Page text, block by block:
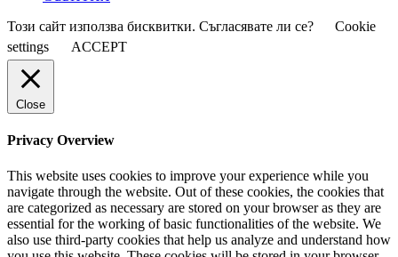
Този сайт използва бисквитки. Съгласявате ли се?
Cookie
settings
ACCEPT
Close
Privacy Overview
This website uses cookies to improve your experience while you
navigate through the website. Out of these cookies, the cookies that
are categorized as necessary are stored on your browser as they are
essential for the working of basic functionalities of the website. We
also use third-party cookies that help us analyze and understand how